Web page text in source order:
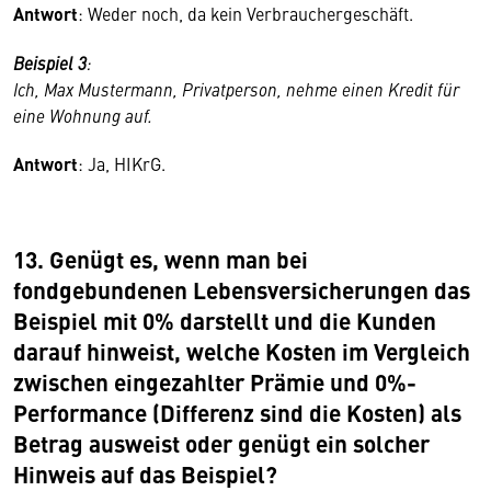
Antwort: Weder noch, da kein Verbrauchergeschäft.
Beispiel 3:
Ich, Max Mustermann, Privatperson, nehme einen Kredit für
eine Wohnung auf.
Antwort: Ja, HIKrG.
13. Genügt es, wenn man bei
fondgebundenen Lebensver­sicherungen das
Beispiel mit 0% darstellt und die Kunden
darauf hinweist, welche Kosten im Vergleich
zwischen eingezahlter Prämie und 0%-
Performance (Differenz sind die Kosten) als
Betrag ausweist oder genügt ein solcher
Hinweis auf das Beispiel?